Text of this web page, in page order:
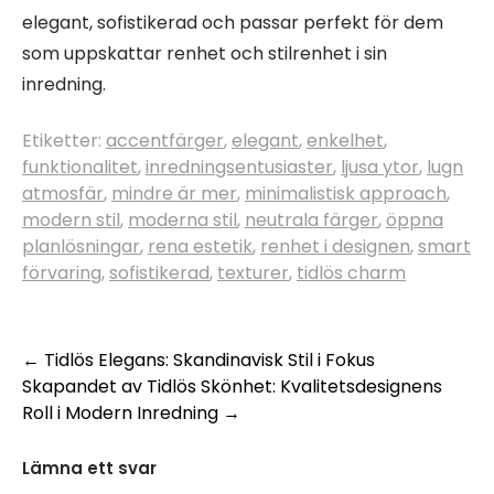
elegant, sofistikerad och passar perfekt för dem
som uppskattar renhet och stilrenhet i sin
inredning.
Etiketter: accentfärger,elegant,enkelhet,
funktionalitet,inredningsentusiaster, ljusa ytor, lugn
atmosfär, mindre är mer, minimalistisk approach,
modern stil, moderna stil, neutrala färger,öppna
planlösningar, rena estetik, renhet i designen,smart
förvaring,sofistikerad, texturer, tidlös charm
Inläggsnavigering
← Tidlös Elegans: Skandinavisk Stil i Fokus
Skapandet av Tidlös Skönhet: Kvalitetsdesignens
Roll i Modern Inredning →
Lämna ett svar